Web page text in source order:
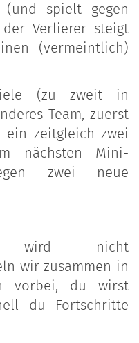
spielt gegen
der Verlierer steigt
(vermeintlich)
(zu zweit in
Team, zuerst
ein zeitgleich zwei
nächsten Mini-
zwei neue
wird nicht
wir zusammen in
vorbei, du wirst
du Fortschritte